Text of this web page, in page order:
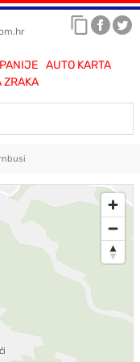
AUTO KARTA
ZRAKA